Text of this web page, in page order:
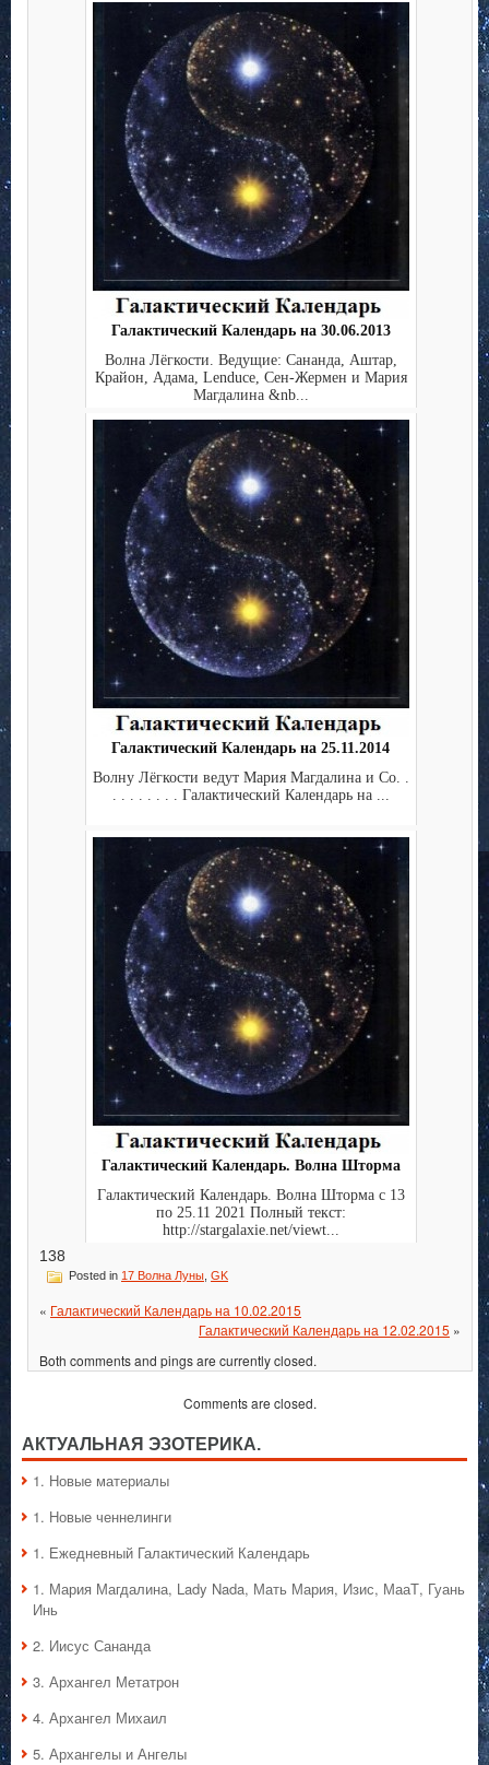
Галактический Календарь на 30.06.2013
Волна Лёгкости. Ведущие: Сананда, Аштар,
Крайон, Адама, Lenduce, Сен-Жермен и Мария
Магдалина &nb...
Галактический Календарь на 25.11.2014
Волну Лёгкости ведут Мария Магдалина и Co. .
. . . . . . . . Галактический Календарь на ...
Галактический Календарь. Волна Шторма
Галактический Календарь. Волна Шторма с 13
по 25.11 2021 Полный текст:
http://stargalaxie.net/viewt...
138
Posted in 17 Волна Луны GK
« Галактический Календарь на 10.02.2015
Галактический Календарь на 12.02.2015 »
Both comments and pings are currently closed.
Comments are closed.
АКТУАЛЬНАЯ ЭЗОТЕРИКА.
1. Hовые материалы
1. Hовые ченнелинги
1. Ежедневный Галактический Календарь
1. Мария Магдалина, Lady Nada, Мать Мария, Изис, МааТ, Гуань
Инь
2. Иисус Сананда
3. Архангел Метатрон
4. Архангел Михаил
5. Архангелы и Ангелы